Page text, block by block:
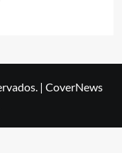
| CoverNews